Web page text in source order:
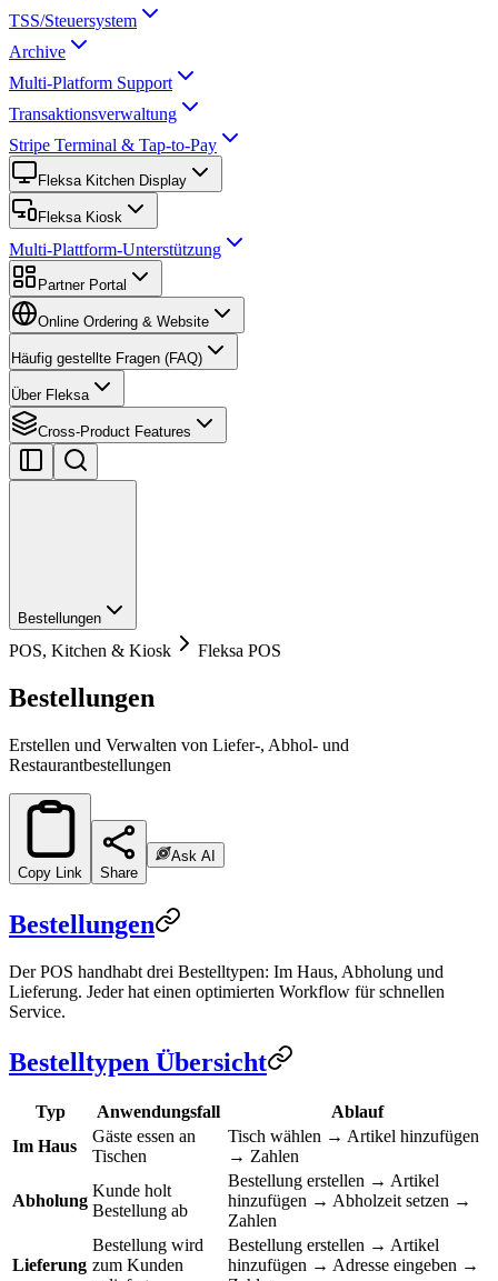
TSS/Steuersystem
Archive
Multi-Platform Support
Transaktionsverwaltung
Stripe Terminal & Tap-to-Pay
Fleksa Kitchen Display
Fleksa Kiosk
Multi-Plattform-Unterstützung
Partner Portal
Online Ordering & Website
Häufig gestellte Fragen (FAQ)
Über Fleksa
Cross-Product Features
Bestellungen
POS, Kitchen & Kiosk Fleksa POS
Bestellungen
Erstellen und Verwalten von Liefer-, Abhol- und
Restaurantbestellungen
Copy Link Share
Ask AI
Bestellungen
Der POS handhabt drei Bestelltypen: Im Haus, Abholung und
Lieferung. Jeder hat einen optimierten Workflow für schnellen
Service.
Bestelltypen Übersicht
Typ Anwendungsfall
Ablauf
Im Haus
Gäste essen an
Tischen
Tisch wählen → Artikel hinzufügen
→ Zahlen
Abholung
Kunde holt
Bestellung ab
Bestellung erstellen → Artikel
hinzufügen → Abholzeit setzen →
Zahlen
Lieferung
Bestellung wird
zum Kunden
Bestellung erstellen → Artikel
hinzufügen → Adresse eingeben →